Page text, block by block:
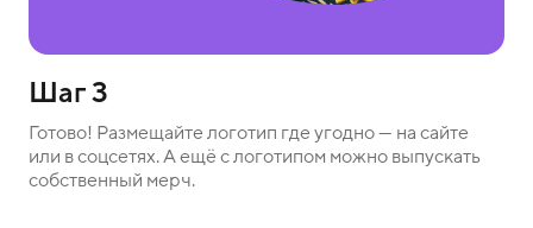
Шаг 3
Готово! Размещайте логотип где угодно — на сайте
или в соцсетях. А ещё с логотипом можно выпускать
собственный мерч.